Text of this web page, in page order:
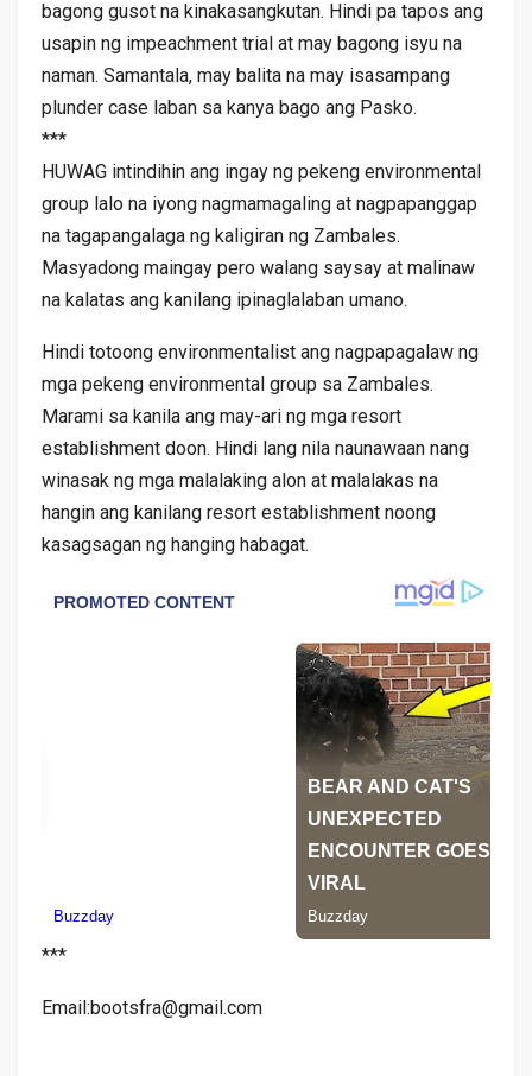
bagong gusot na kinakasangkutan. Hindi pa tapos ang
usapin ng impeachment trial at may bagong isyu na
naman. Samantala, may balita na may isasampang
plunder case laban sa kanya bago ang Pasko.
***
HUWAG intindihin ang ingay ng pekeng environmental
group lalo na iyong nagmamagaling at nagpapanggap
na tagapangalaga ng kaligiran ng Zambales.
Masyadong maingay pero walang saysay at malinaw
na kalatas ang kanilang ipinaglalaban umano.
Hindi totoong environmentalist ang nagpapagalaw ng
mga pekeng environmental group sa Zambales.
Marami sa kanila ang may-ari ng mga resort
establishment doon. Hindi lang nila naunawaan nang
winasak ng mga malalaking alon at malalakas na
hangin ang kanilang resort establishment noong
kasagsagan ng hanging habagat.
***
Email:bootsfra@gmail.com